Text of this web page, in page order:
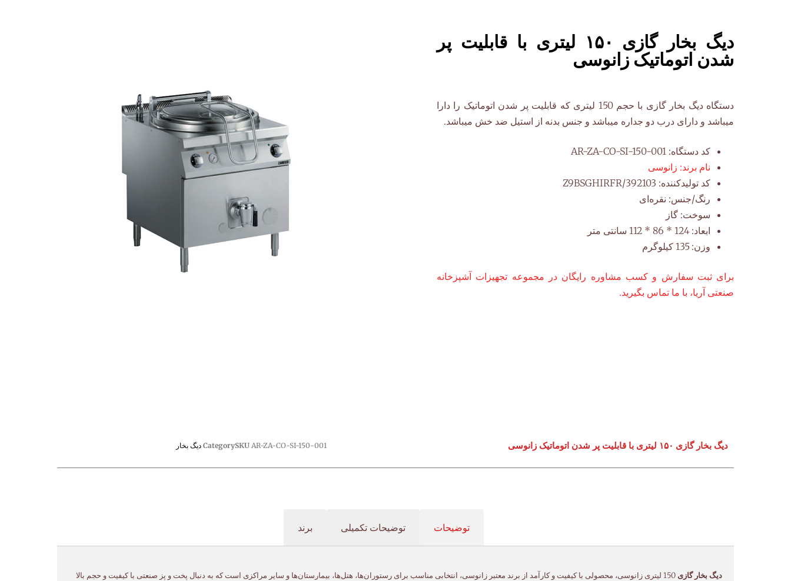
دیگ بخار گازی ۱۵۰ لیتری با قابلیت پر
شدن اتوماتیک زانوسی
دستگاه دیگ بخار گازی با حجم 150 لیتری که قابلیت پر شدن اتوماتیک را دارا
میباشد و دارای درب دو جداره میباشد و جنس بدنه از استیل ضد خش میباشد.
کد دستگاه: AR-ZA-CO-SI-150-001
نام برند: زانوسی
کد تولیدکننده: Z9BSGHIRFR/392103
رنگ/جنس: نقره‌ای
سوخت: گاز
ابعاد:124 * 86 * 112 سانتی متر
وزن: 135 کیلوگرم
برای ثبت سفارش و کسب مشاوره رایگان در مجموعه تجهیزات آشپزخانه
صنعتی آریا، با ما تماس بگیرید.
دیگ بخار گازی ۱۵۰ لیتری با قابلیت پر شدن اتوماتیک زانوسی SKU AR-ZA-CO-SI-150-001
Category دیگ بخار
توضیحات توضیحات تکمیلی برند
دیگ بخار گازی
150 لیتری زانوسی، محصولی با کیفیت و کارآمد از برند معتبر زانوسی، انتخابی مناسب برای رستوران‌ها، هتل‌ها، بیمارستان‌ها و سایر مراکزی است که به دنبال پخت و پز صنعتی با کیفیت و حجم بالا